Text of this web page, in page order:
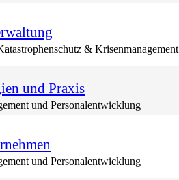
& Krisenmanagement
und Praxis
und Personalentwicklung
und Personalentwicklung